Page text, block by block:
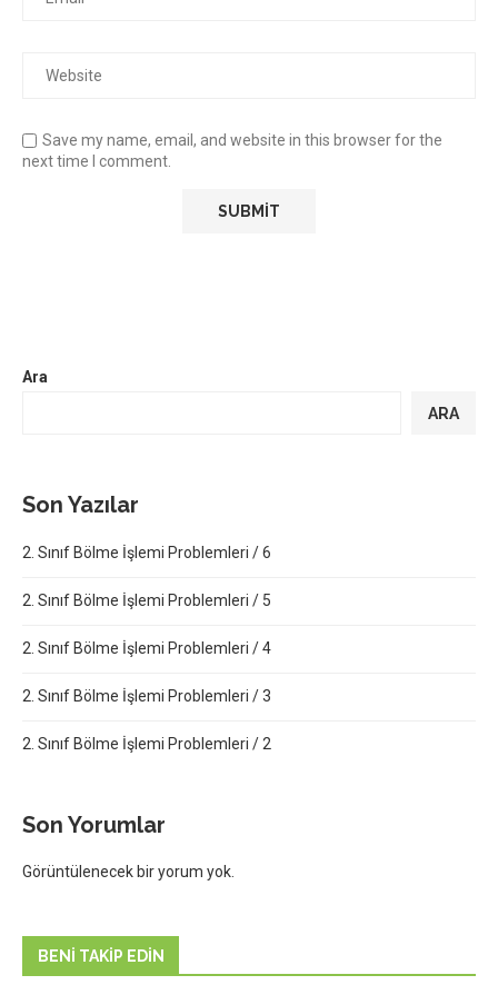
Save my name, email, and website in this browser for the
next time I comment.
Ara
ARA
Son Yazılar
2. Sınıf Bölme İşlemi Problemleri / 6
2. Sınıf Bölme İşlemi Problemleri / 5
2. Sınıf Bölme İşlemi Problemleri / 4
2. Sınıf Bölme İşlemi Problemleri / 3
2. Sınıf Bölme İşlemi Problemleri / 2
Son Yorumlar
Görüntülenecek bir yorum yok.
BENI TAKIP EDIN